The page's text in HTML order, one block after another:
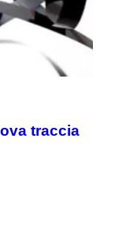
traccia